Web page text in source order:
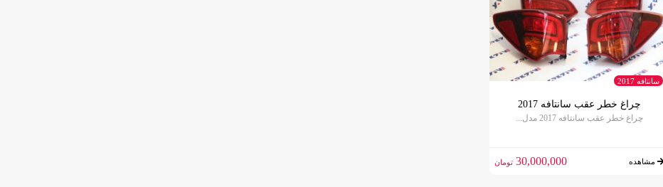
سانتافه 2017
چراغ خطر عقب سانتافه 2017
چراغ خطر عقب سانتافه 2017 مدل...
مشاهده 30,000,000 تومان